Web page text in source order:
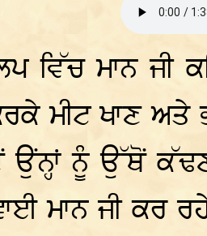
ਵਿੱਚ ਮਾਨ ਜੀ
ਮੀਟ ਖਾਣ
ਉਂਨ੍ਹਾਂ ਨੂੰ ਉੱਥੋਂ
ਮਾਨ ਜੀ ਕਰ